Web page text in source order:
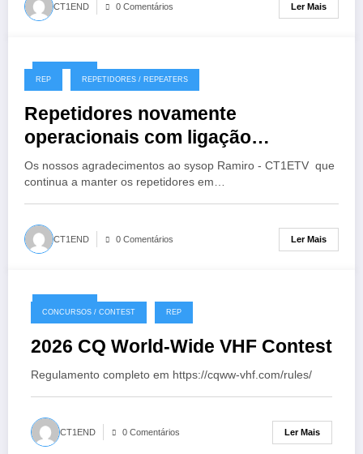
CT1END 0 Comentários Ler Mais
19/07/2026
REP REPETIDORES / REPEATERS
Repetidores novamente
operacionais com ligação
EchoLink
Os nossos agradecimentos ao sysop Ramiro - CT1ETV que
continua a manter os repetidores em…
CT1END 0 Comentários Ler Mais
18/07/2026
CONCURSOS / CONTEST REP
2026 CQ World-Wide VHF Contest
Regulamento completo em https://cqww-vhf.com/rules/
CT1END 0 Comentários Ler Mais